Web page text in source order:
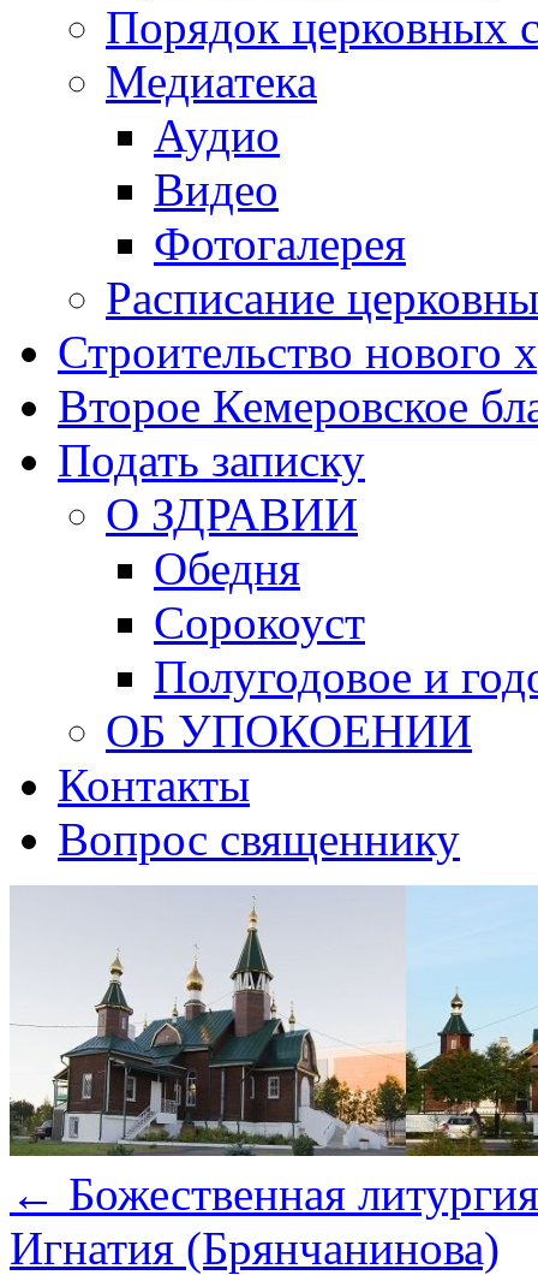
Порядок церковных
Медиатека
Аудио
Видео
Фотогалерея
Расписание
Строительство нового
Второе Кемеровское
Подать записку
О ЗДРАВИИ
Обедня
Сорокоуст
Полугодовое и
ОБ УПОКОЕНИИ
Контакты
Вопрос священнику
← Божественная
Игнатия (Брянчанинова)